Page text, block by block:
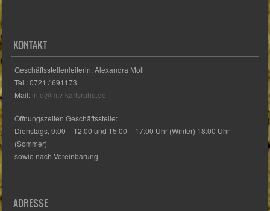
KONTAKT
Geschäftsstellenleiterin: Alexandra Moll
Tel.: 0721 / 691173
Mail: info@mtv-karlsruhe.de
Öffnungszeiten Geschäftsstelle:
Dienstags, 9:00 – 12:00 und 15:00 – 17:00 Uhr (Winter) 18:00 Uhr
(Sommer)
sowie nach Vereinbarung
ADRESSE